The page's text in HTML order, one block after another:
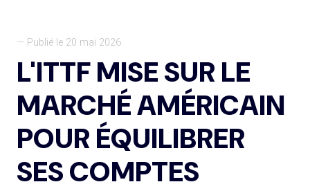
— Publié le 20 mai 2026
L'ITTF MISE SUR LE
MARCHÉ AMÉRICAIN
POUR ÉQUILIBRER
SES COMPTES